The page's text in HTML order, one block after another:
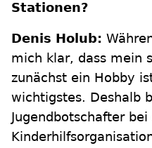
Stationen?
Denis Holub:
mich klar, dass mein
zunächst ein Hobby
wichtigstes. Deshalb
Jugendbotschafter bei